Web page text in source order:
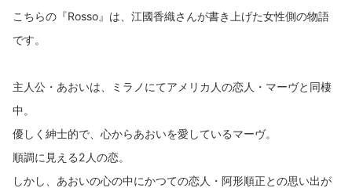
こちらの『Rosso』は、江國香織さんが書き上げた女性側の物語
です。
主人公・あおいは、ミラノにてアメリカ人の恋人・マーヴと同棲
中。
優しく紳士的で、心からあおいを愛しているマーヴ。
順調に見える2人の恋。
しかし、あおいの心の中にかつての恋人・阿形順正との思い出が